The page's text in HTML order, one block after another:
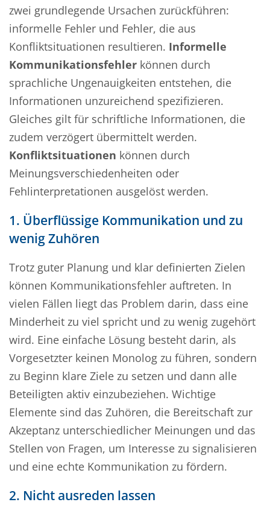
zwei grundlegende Ursachen zurückführen:
informelle Fehler und Fehler, die aus
Konfliktsituationen resultieren. Informelle
Kommunikationsfehler können durch
sprachliche Ungenauigkeiten entstehen, die
Informationen unzureichend spezifizieren.
Gleiches gilt für schriftliche Informationen, die
zudem verzögert übermittelt werden.
Konfliktsituationen können durch
Meinungsverschiedenheiten oder
Fehlinterpretationen ausgelöst werden.
1. Überflüssige Kommunikation und zu
wenig Zuhören
Trotz guter Planung und klar definierten Zielen
können Kommunikationsfehler auftreten. In
vielen Fällen liegt das Problem darin, dass eine
Minderheit zu viel spricht und zu wenig zugehört
wird. Eine einfache Lösung besteht darin, als
Vorgesetzter keinen Monolog zu führen, sondern
zu Beginn klare Ziele zu setzen und dann alle
Beteiligten aktiv einzubeziehen. Wichtige
Elemente sind das Zuhören, die Bereitschaft zur
Akzeptanz unterschiedlicher Meinungen und das
Stellen von Fragen, um Interesse zu signalisieren
und eine echte Kommunikation zu fördern.
2. Nicht ausreden lassen